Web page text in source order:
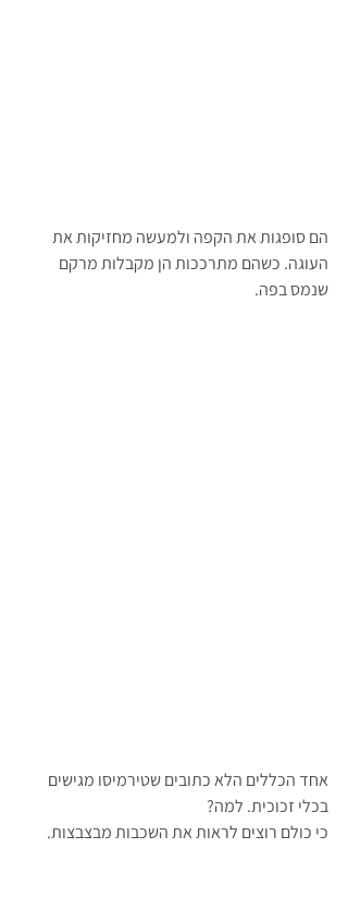
הם סופגות את הקפה ולמעשה מחזיקות את
העוגה. כשהם מתרככות הן מקבלות מרקם
שנמס בפה.
אחד הכללים הלא כתובים שטירמיסו מגישים
בכלי זכוכית. למה?
כי כולם רוצים לראות את השכבות מבצבצות.